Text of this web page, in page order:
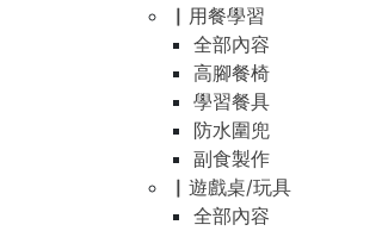
▏用餐學習
全部內容
高腳餐椅
學習餐具
防水圍兜
副食製作
▏遊戲桌/玩具
全部內容